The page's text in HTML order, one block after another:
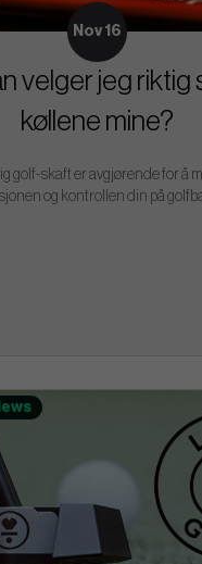
Nov 16
velger jeg riktig
køllene mine?
golf-skaft er avgjørende for å
og kontrollen din på